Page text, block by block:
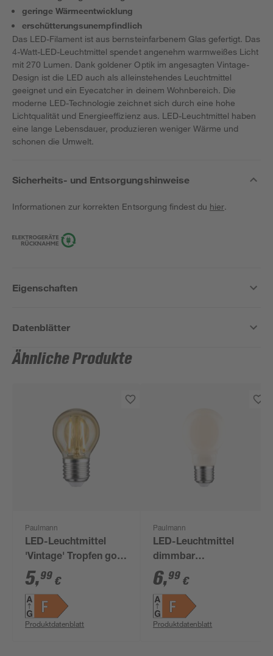
geringe Wärmeentwicklung
erschütterungsunempfindlich
Das LED-Filament ist aus bernsteinfarbenem Glas gefertigt. Das
4-Watt-LED-Leuchtmittel spendet angenehm warmweißes Licht
mit 270 Lumen. Dank goldener Optik im angesagten Vintage-
Design ist die LED auch als alleinstehendes Leuchtmittel
geeignet und ein Eyecatcher in deinem Wohnbereich. Die
moderne LED-Technologie zeichnet sich durch eine hohe
Lichtqualität und Energieeffizienz aus. LED-Leuchtmittel haben
eine lange Lebensdauer, produzieren weniger Wärme und
schonen die Umwelt.
Sicherheits- und Entsorgungshinweise
Informationen zur korrekten Entsorgung findest du hier.
Eigenschaften
Datenblätter
Ähnliche Produkte
Paulmann
LED-Leuchtmittel
'Vintage' Tropfen gold
E27 2,6 W 260 lm
warmweiß
5,99 €
Produktdatenblatt
Paulmann
LED-Leuchtmittel
dimmbar
Standardform E27 5,1
W 470 lm warmweiß
6,99 €
Produktdatenblatt